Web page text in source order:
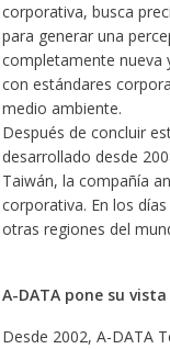
corporativa, busca
para generar una
completamente nueva
con estándares
medio ambiente.
Después de concluir
desarrollado desde
Taiwán, la compañía
corporativa. En los
otras regiones del
A-DATA pone su
Desde 2002, A-DATA